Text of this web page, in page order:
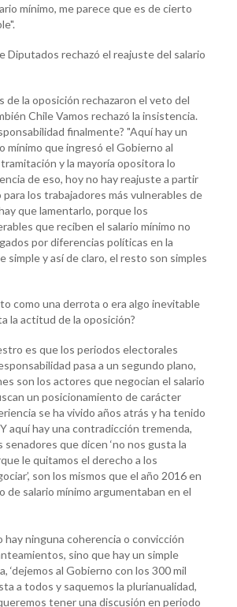
mínimo, me parece que es de cierto
Diputados rechazó el reajuste del salario
de la oposición rechazaron el veto del
Chile Vamos rechazó la insistencia.
finalmente? "Aquí hay un
mínimo que ingresó el Gobierno al
y la mayoría opositora lo
de eso, hoy no hay reajuste a partir
los trabajadores más vulnerables de
que lamentarlo, porque los
que reciben el salario mínimo no
por diferencias políticas en la
simple y así de claro, el resto son simples
como una derrota o era algo inevitable
la actitud de la oposición?
es que los periodos electorales
pasa a un segundo plano,
son los actores que negocian el salario
un posicionamiento de carácter
se ha vivido años atrás y ha tenido
aquí hay una contradicción tremenda,
senadores que dicen ‘no nos gusta la
le quitamos el derecho a los
son los mismos que el año 2016 en
de salario mínimo argumentaban en el
hay ninguna coherencia o convicción
sino que hay un simple
‘dejemos al Gobierno con los 300 mil
a todos y saquemos la plurianualidad,
tener una discusión en periodo